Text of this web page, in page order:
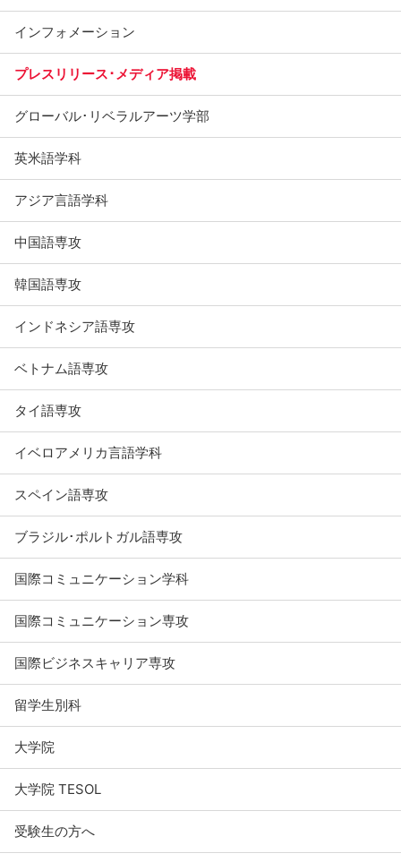
インフォメーション
プレスリリース･メディア掲載
グローバル･リベラルアーツ学部
英米語学科
アジア言語学科
中国語専攻
韓国語専攻
インドネシア語専攻
ベトナム語専攻
タイ語専攻
イベロアメリカ言語学科
スペイン語専攻
ブラジル･ポルトガル語専攻
国際コミュニケーション学科
国際コミュニケーション専攻
国際ビジネスキャリア専攻
留学生別科
大学院
大学院 TESOL
受験生の方へ